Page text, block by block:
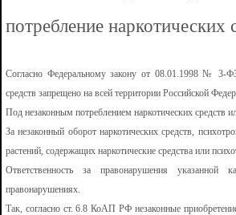
потребление наркотических
Согласно Федеральному закону от 08.01.1998 № 3-ФЗ
средств запрещено на всей территории Российской
Под незаконным потреблением наркотических средств
За незаконный оборот наркотических средств,
растений, содержащих наркотические средства или
Ответственность за правонарушения указанной
правонарушениях.
Так, согласно ст. 6.8 КоАП РФ незаконные